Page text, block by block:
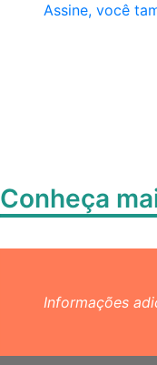
Assine, você
Conheça
Informações